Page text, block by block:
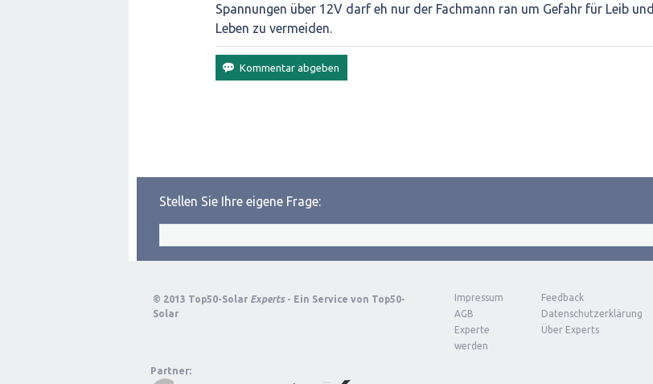
Spannungen über 12V darf eh nur der Fachmann ran um Gefahr für Leib und
Leben zu vermeiden.
Stellen Sie Ihre eigene Frage:
© 2013 Top50-Solar Experts - Ein Service von Top50-
Solar
Impressum
Feedback
AGB
Datenschutzerklärung
Experte
werden
Über Experts
Partner: